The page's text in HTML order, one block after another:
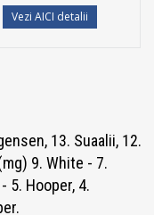
Vezi AICI detalii
13. Suaalii, 12.
9. White - 7.
5. Hooper, 4.